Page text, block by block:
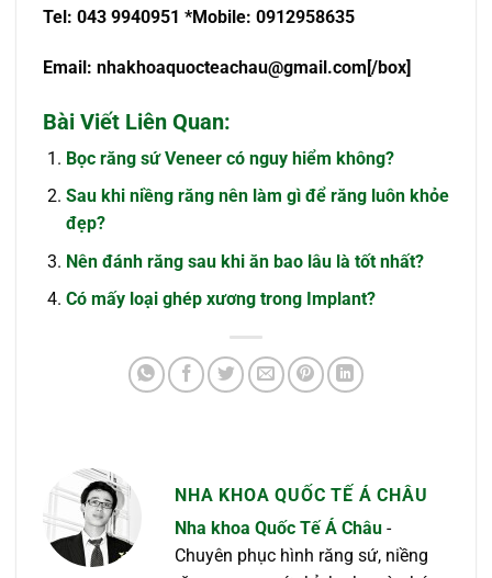
Tel: 043 9940951 *Mobile: 0912958635
Email: nhakhoaquocteachau@gmail.com [/box]
Bài Viết Liên Quan:
Bọc răng sứ Veneer có nguy hiểm không?
Sau khi niềng răng nên làm gì để răng luôn khỏe
đẹp?
Nên đánh răng sau khi ăn bao lâu là tốt nhất?
Có mấy loại ghép xương trong Implant?
NHA KHOA QUỐC TẾ Á CHÂU
Nha khoa Quốc Tế Á Châu -
Chuyên phục hình răng sứ, niềng